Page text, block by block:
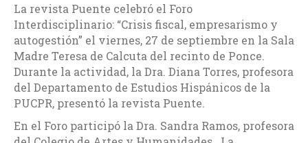
La revista Puente celebró el Foro
Interdisciplinario: “Crisis fiscal, empresarismo y
autogestión” el viernes, 27 de septiembre en la Sala
Madre Teresa de Calcuta del recinto de Ponce.
Durante la actividad, la Dra. Diana Torres, profesora
del Departamento de Estudios Hispánicos de la
PUCPR, presentó la revista Puente.
En el Foro participó la Dra. Sandra Ramos, profesora